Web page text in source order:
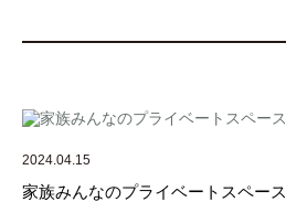
2024.04.15
家族みんなのプライベートスペース